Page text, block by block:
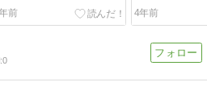
前
4年前
0